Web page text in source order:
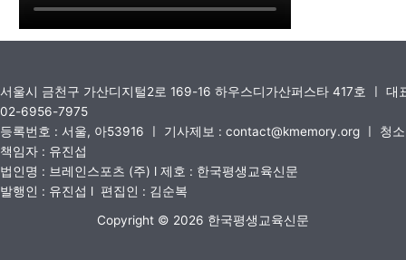
서울시 금천구 가산디지털2로 169-16 하우스디가산퍼스타 417호 ㅣ 대
02-6956-7975
등록번호 : 서울, 아53916 ㅣ 기사제보 : contact@kmemory.org ㅣ 청
책임자 : 유진섭
법인명 : 브레인스포츠 (주) l 제호 : 한국평생교육신문
발행인 : 유진섭 l 편집인 : 김순복
Copyright © 2026 한국평생교육신문